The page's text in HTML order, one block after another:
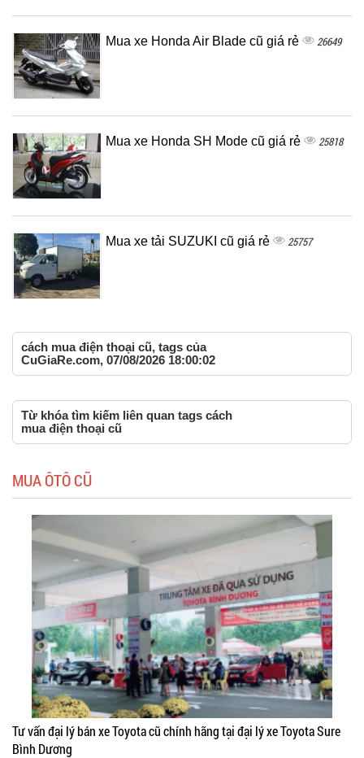
Mua xe Honda Air Blade cũ giá rẻ 26649
Mua xe Honda SH Mode cũ giá rẻ 25818
Mua xe tải SUZUKI cũ giá rẻ 25757
cách mua điện thoại cũ, tags của
CuGiaRe.com, 07/08/2026 18:00:02
Từ khóa tìm kiếm liên quan tags cách
mua điện thoại cũ
MUA ÔTÔ CŨ
Tư vấn đại lý bán xe Toyota cũ chính hãng tại đại lý xe Toyota Sure
Bình Dương